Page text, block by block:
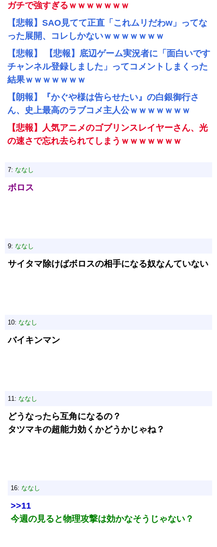
ガチで強すぎるｗｗｗｗｗｗｗ
【悲報】SAO見てて正直「これムリだわw」ってな
った展開、コレしかないｗｗｗｗｗｗｗ
【悲報】 【悲報】底辺ゲーム実況者に「面白いです
チャンネル登録しました」ってコメントしまくった
結果ｗｗｗｗｗｗｗ
【朗報】『かぐや様は告らせたい』の白銀御行さ
ん、史上最高のラブコメ主人公ｗｗｗｗｗｗｗ
【悲報】人気アニメのゴブリンスレイヤーさん、光
の速さで忘れ去られてしまうｗｗｗｗｗｗｗ
7: ななし
ボロス
9: ななし
サイタマ除けばボロスの相手になる奴なんていない
10: ななし
バイキンマン
11: ななし
どうなったら互角になるの？
タツマキの超能力効くかどうかじゃね？
16: ななし
>>11
今週の見ると物理攻撃は効かなそうじゃない？